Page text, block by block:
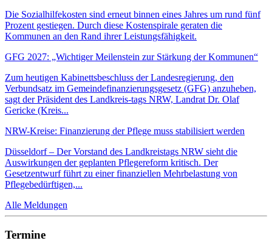
Die Sozialhilfekosten sind erneut binnen eines Jahres um rund fünf
Prozent gestiegen. Durch diese Kostenspirale geraten die
Kommunen an den Rand ihrer Leistungsfähigkeit.
GFG 2027: „Wichtiger Meilenstein zur Stärkung der Kommunen“
Zum heutigen Kabinettsbeschluss der Landesregierung, den
Verbundsatz im Gemeindefinanzierungsgesetz (GFG) anzuheben,
sagt der Präsident des Landkreis-tags NRW, Landrat Dr. Olaf
Gericke (Kreis...
NRW-Kreise: Finanzierung der Pflege muss stabilisiert werden
Düsseldorf – Der Vorstand des Landkreistags NRW sieht die
Auswirkungen der geplanten Pflegereform kritisch. Der
Gesetzentwurf führt zu einer finanziellen Mehrbelastung von
Pflegebedürftigen,...
Alle Meldungen
Termine